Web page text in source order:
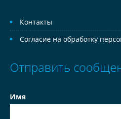
Контакты
Согласие на обработку
Отправить
Имя